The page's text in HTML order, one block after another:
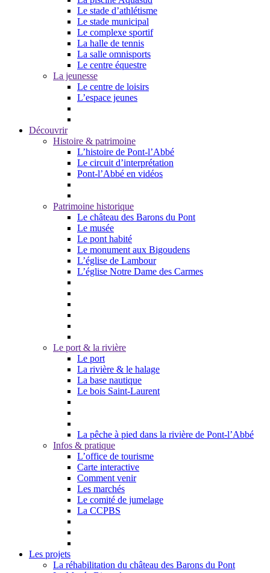
Le stade d’athlétisme
Le stade municipal
Le complexe sportif
La halle de tennis
La salle omnisports
Le centre équestre
La jeunesse
Le centre de loisirs
L’espace jeunes
Découvrir
Histoire & patrimoine
L’histoire de Pont-l’Abbé
Le circuit d’interprétation
Pont-l’Abbé en vidéos
Patrimoine historique
Le château des Barons du Pont
Le musée
Le pont habité
Le monument aux Bigoudens
L’église de Lambour
L’église Notre Dame des Carmes
Le port & la rivière
Le port
La rivière & le halage
La base nautique
Le bois Saint-Laurent
La pêche à pied dans la rivière de Pont-l’Abbé
Infos & pratique
L’office de tourisme
Carte interactive
Comment venir
Les marchés
Le comité de jumelage
La CCPBS
Les projets
La réhabilitation du château des Barons du Pont